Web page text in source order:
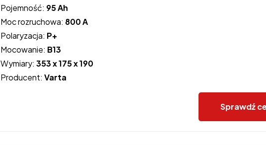
Pojemność: 95 Ah
Moc rozruchowa: 800 A
Polaryzacja: P+
Mocowanie: B13
Wymiary:353 x 175 x 190
Producent:Varta
Sprawdź